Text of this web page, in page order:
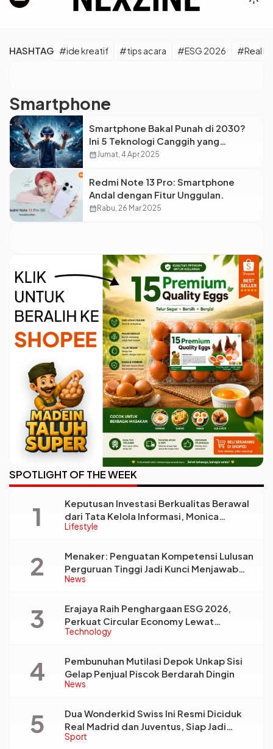
HASHTAG #ide kreatif #tips acara #ESG 2026 #Real
Smartphone
Smartphone Bakal Punah di 2030?
Ini 5 Teknologi Canggih yang
Diprediksi Jadi Penggantinya
calendar_monthJumat, 4 Apr 2025
Redmi Note 13 Pro: Smartphone
Andal dengan Fitur Unggulan.
calendar_month Rabu, 26 Mar 2025
SPOTLIGHT OF THE WEEK
Lifestyle
Keputusan Investasi Berkualitas Berawal
dari Tata Kelola Informasi, Monica
Triyadi: Bukan Sekadar Analisis
News
Menaker: Penguatan Kompetensi Lulusan
Perguruan Tinggi Jadi Kunci Menjawab
Kebutuhan Dunia Kerja
Technology
Erajaya Raih Penghargaan ESG 2026,
Perkuat Circular Economy Lewat
Pengelolaan Limbah Berkelanjutan
News
Pembunuhan Mutilasi Depok Unkap Sisi
Gelap Penjual Piscok Berdarah Dingin
Sport
Dua Wonderkid Swiss Ini Resmi Diciduk
Real Madrid dan Juventus, Siap Jadi
Bintang Baru Eropa